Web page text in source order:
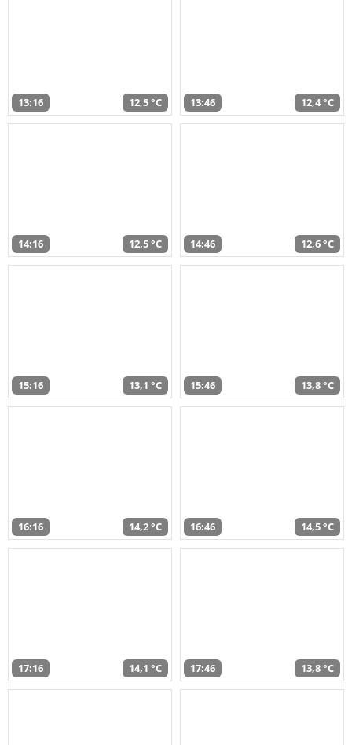
13:16 12,5 °C 13:46 12,4 °C
14:16 12,5 °C 14:46 12,6 °C
15:16 13,1 °C 15:46 13,8 °C
16:16 14,2 °C 16:46 14,5 °C
17:16 14,1 °C 17:46 13,8 °C